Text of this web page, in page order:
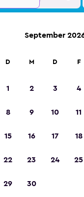
gekürt
September
D M D F
1 2 3 4
8 9 10 11
15 16 17 18
22 23 24 25
29 30